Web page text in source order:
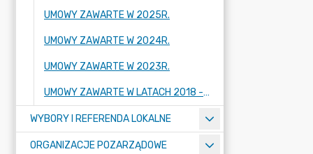
UMOWY ZAWARTE W 2025R.
UMOWY ZAWARTE W 2024R.
UMOWY ZAWARTE W 2023R.
UMOWY ZAWARTE W LATACH 2018 - 2022
WYBORY I REFERENDA LOKALNE
ORGANIZACJE POZARZĄDOWE